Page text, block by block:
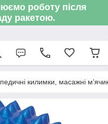
роботу після
ракетою.
килимки, масажні